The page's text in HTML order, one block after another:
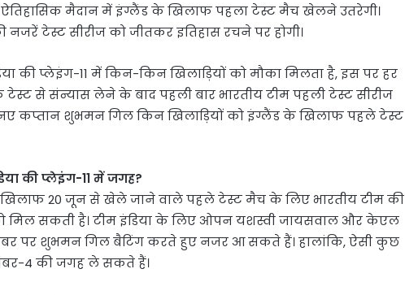
ऐतिहासिक मैदान में इंग्लैंड के खिलाफ पहला टेस्ट मैच खेलने उतरेगी।
टेस्ट सीरीज को जीतकर इतिहास रचने पर होगी।
की प्लेइंग-11 में किन-किन खिलाड़ियों को मौका मिलता है, इस पर हर
टेस्ट से संन्यास लेने के बाद पहली बार भारतीय टीम पहली टेस्ट सीरीज
कप्तान शुभमन गिल किन खिलाड़ियों को इंग्लैंड के खिलाफ पहले टेस्ट
की प्लेइंग-11 में जगह?
खिलाफ 20 जून से खेले जाने वाले पहले टेस्ट मैच के लिए भारतीय टीम की
मिल सकती है। टीम इंडिया के लिए ओपन यशस्वी जायसवाल और केएल
पर शुभमन गिल बैटिंग करते हुए नजर आ सकते हैं। हालांकि, ऐसी कुछ
4 की जगह ले सकते हैं।